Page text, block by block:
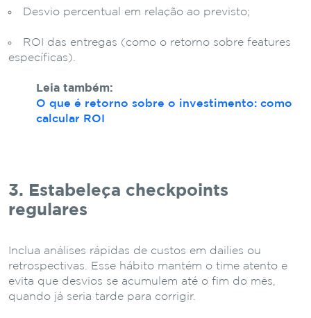
Desvio percentual em relação ao previsto;
ROI das entregas (como o retorno sobre features
específicas).
Leia também:
O que é retorno sobre o investimento: como
calcular ROI
3. Estabeleça checkpoints
regulares
Inclua análises rápidas de custos em dailies ou
retrospectivas. Esse hábito mantém o time atento e
evita que desvios se acumulem até o fim do mês,
quando já seria tarde para corrigir.